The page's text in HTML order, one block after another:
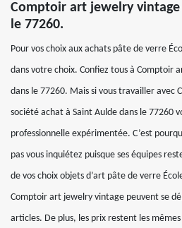
Comptoir art jewelry
le 77260.
Pour vos choix aux achats pâte de verre
dans votre choix. Confiez tous à Comptoir
dans le 77260. Mais si vous travailler
société achat à Saint Aulde dans le 77260
professionnelle expérimentée. C’est
pas vous inquiétez puisque ses équipes
de vos choix objets d’art pâte de verre
Comptoir art jewelry vintage peuvent se
articles. De plus, les prix restent les